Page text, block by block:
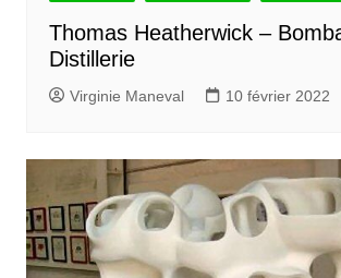
Thomas Heatherwick –
Distillerie
Virginie Maneval 10 février 2022